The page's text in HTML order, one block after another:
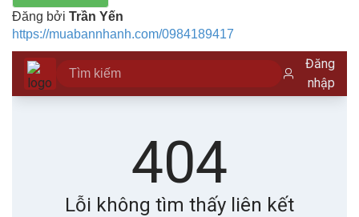
Đăng bởi Trần Yến
https://muabannhanh.com/0984189417